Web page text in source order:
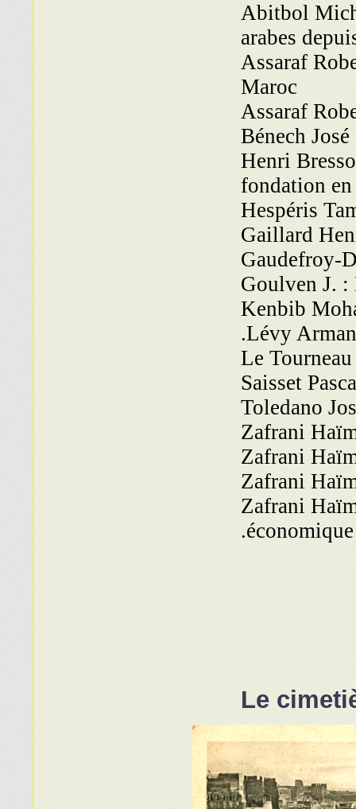
Abitbol
arabes
Assaraf
Maroc
Assaraf
Bénech
Henri
fondation
Hespéris
Gaillard
Gaudefroy-
Goulven J. :
Kenbib
Lévy
Le
Saisset
Toledano
Zafrani
Zafrani
Zafrani
Zafrani
Le